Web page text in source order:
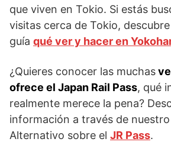
que viven en Tokio. Si estás
visitas cerca de Tokio,
guía qué ver y hacer en
¿Quieres conocer las muchas
ofrece el Japan Rail Pass, qué
realmente merece la pena?
información a través de
Alternativo sobre el JR Pass.